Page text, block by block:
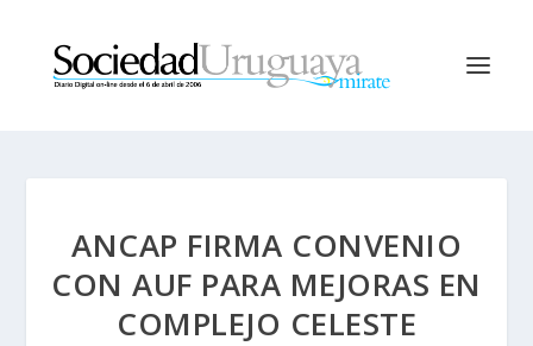
ANCAP FIRMA CONVENIO
CON AUF PARA MEJORAS EN
COMPLEJO CELESTE